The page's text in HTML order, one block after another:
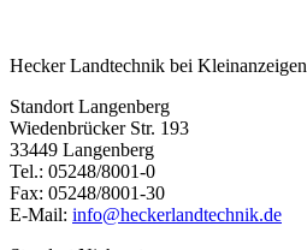
Hecker Landtechnik bei Kleinanzeigen
Standort Langenberg
Wiedenbrücker Str. 193
33449 Langenberg
Tel.: 05248/8001-0
Fax: 05248/8001-30
E-Mail: info@heckerlandtechnik.de